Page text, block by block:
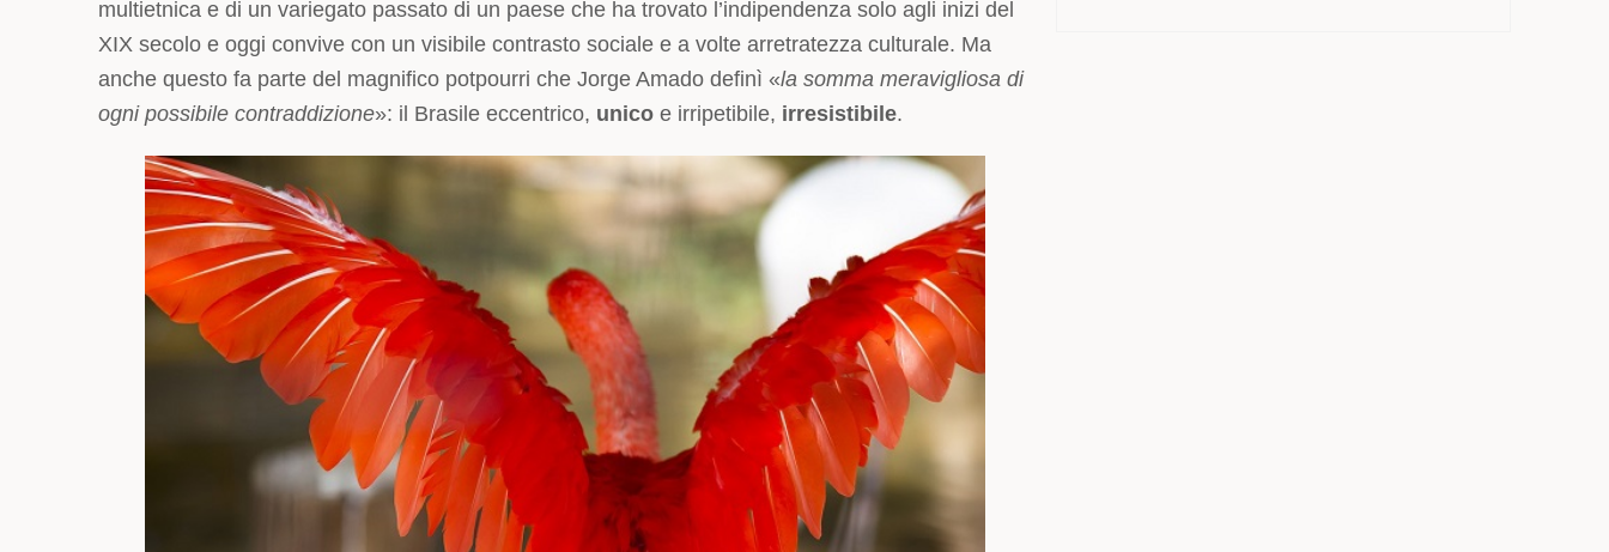
multietnica e di un variegato passato di un paese che ha trovato l’indipendenza solo agli inizi del
XIX secolo e oggi convive con un visibile contrasto sociale e a volte arretratezza culturale. Ma
anche questo fa parte del magnifico potpourri che Jorge Amado definì «la somma meravigliosa di
ogni possibile contraddizione»: il Brasile eccentrico, unico e irripetibile, irresistibile.